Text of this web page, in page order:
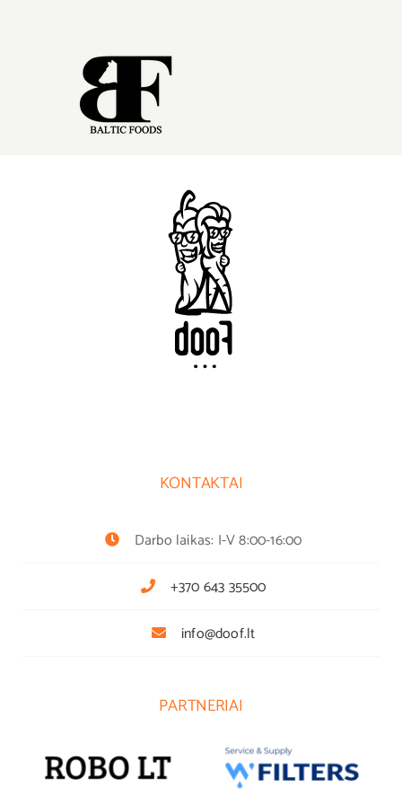
KONTAKTAI
Darbo laikas: I-V 8:00-16:00
+370 643 35500
info@doof.lt
PARTNERIAI